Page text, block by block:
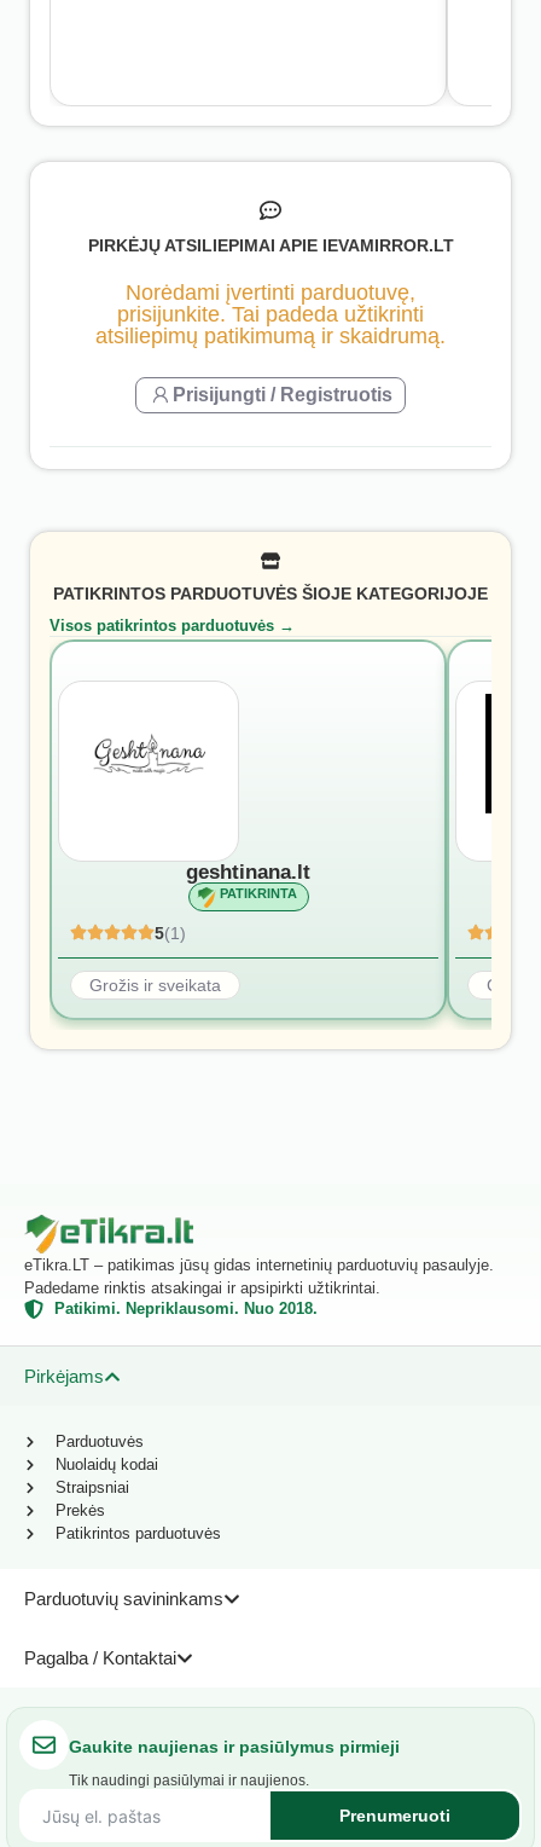
PIRKĖJŲ ATSILIEPIMAI APIE IEVAMIRROR.LT
Norėdami įvertinti parduotuvę,
prisijunkite. Tai padeda užtikrinti
atsiliepimų patikimumą ir skaidrumą.
Prisijungti / Registruotis
PATIKRINTOS PARDUOTUVĖS ŠIOJE KATEGORIJOJE
Visos patikrintos parduotuvės →
geshtinana.lt
PATIKRINTA
5(1)
Grožis ir sveikata Grožis
eTikra.LT – patikimas jūsų gidas internetinių parduotuvių pasaulyje.
Padedame rinktis atsakingai ir apsipirkti užtikrintai.
Patikimi. Nepriklausomi. Nuo 2018.
Pirkėjams
Parduotuvių savininkams
Pagalba / Kontaktai
Parduotuvės
Nuolaidų kodai
Straipsniai
Prekės
Patikrintos parduotuvės
Gaukite naujienas ir pasiūlymus pirmieji
Tik naudingi pasiūlymai ir naujienos.
Prenumeruoti